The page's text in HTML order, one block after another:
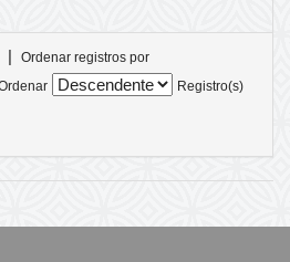
|
Ordenar registros por
Registro(s)